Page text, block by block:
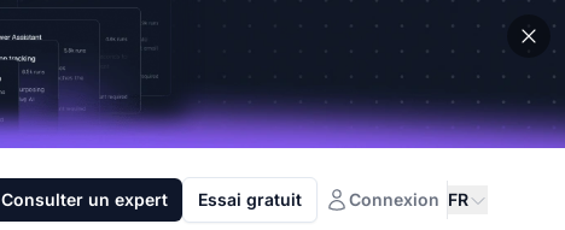
Consulter un expert Essai gratuit Connexion FR